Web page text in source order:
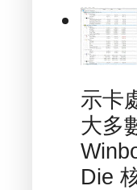
示卡
大多
Die